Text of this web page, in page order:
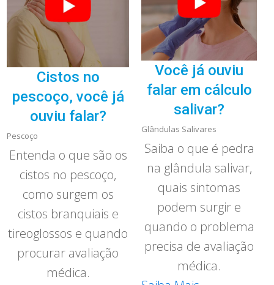
Cistos no
pescoço, você já
ouviu falar?
Pescoço
Entenda o que são os
cistos no pescoço,
como surgem os
cistos branquiais e
tireoglossos e quando
procurar avaliação
médica.
Você já ouviu
falar em cálculo
salivar?
Glândulas Salivares
Saiba o que é pedra
na glândula salivar,
quais sintomas
podem surgir e
quando o problema
precisa de avaliação
médica.